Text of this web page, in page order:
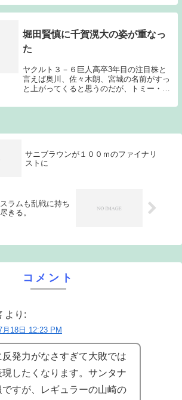
れた。8回の大事な場面を任された今野や
攻守に活躍した内山壮も目立ったゲームで
堀田賢慎に千賀滉大の姿が重なっ
た
ヤクルト３－６巨人高卒3年目の注目株と
言えば奥川、佐々木朗、宮城の名前がすっ
と上がってくると思うのだが、トミー・ジ
った堀田も流石ドラ1と思わせるだけのス
サニブラウンが１００ｍのファイナリ
ストに
ラムも乱戦に持ち
きる。
コメント
より:
月18日 12:23 PM
発力がなさすぎて大敗では
したくなります。サンタナ
すが、レギュラーの山崎の